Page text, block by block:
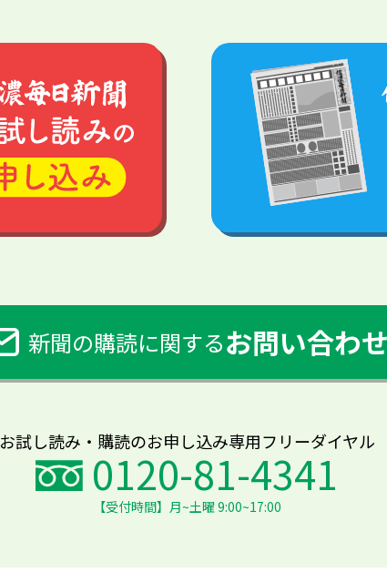
新聞の購読に関するお問い合わせ
お試し読み・購読のお申し込み専用フリーダイヤル
0120-81-4341
【受付時間】月~土曜 9:00~17:00